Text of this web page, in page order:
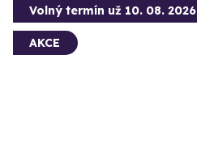
Volný termín už 10. 08. 2026
AKCE